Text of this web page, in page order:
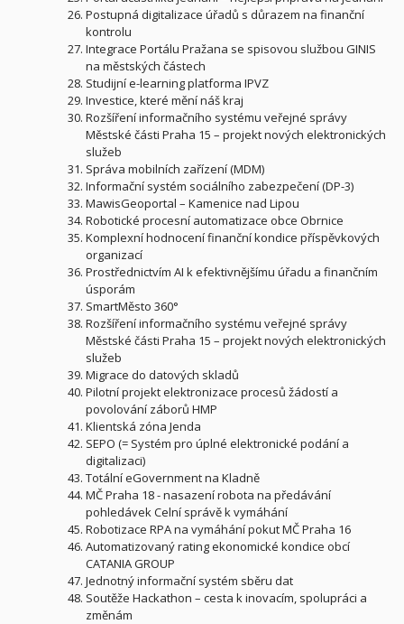
Postupná digitalizace úřadů s důrazem na finanční
kontrolu
Integrace Portálu Pražana se spisovou službou GINIS
na městských částech
Studijní e-learning platforma IPVZ
Investice, které mění náš kraj
Rozšíření informačního systému veřejné správy
Městské části Praha 15 – projekt nových elektronických
služeb
Správa mobilních zařízení (MDM)
Informační systém sociálního zabezpečení (DP-3)
MawisGeoportal – Kamenice nad Lipou
Robotické procesní automatizace obce Obrnice
Komplexní hodnocení finanční kondice příspěvkových
organizací
Prostřednictvím AI k efektivnějšímu úřadu a finančním
úsporám
SmartMěsto 360°
Rozšíření informačního systému veřejné správy
Městské části Praha 15 – projekt nových elektronických
služeb
Migrace do datových skladů
Pilotní projekt elektronizace procesů žádostí a
povolování záborů HMP
Klientská zóna Jenda
SEPO (= Systém pro úplné elektronické podání a
digitalizaci)
Totální eGovernment na Kladně
MČ Praha 18 - nasazení robota na předávání
pohledávek Celní správě k vymáhání
Robotizace RPA na vymáhání pokut MČ Praha 16
Automatizovaný rating ekonomické kondice obcí
CATANIA GROUP
Jednotný informační systém sběru dat
Soutěže Hackathon – cesta k inovacím, spolupráci a
změnám